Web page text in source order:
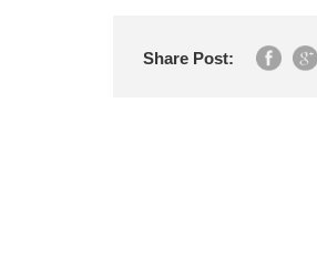
Share Post: